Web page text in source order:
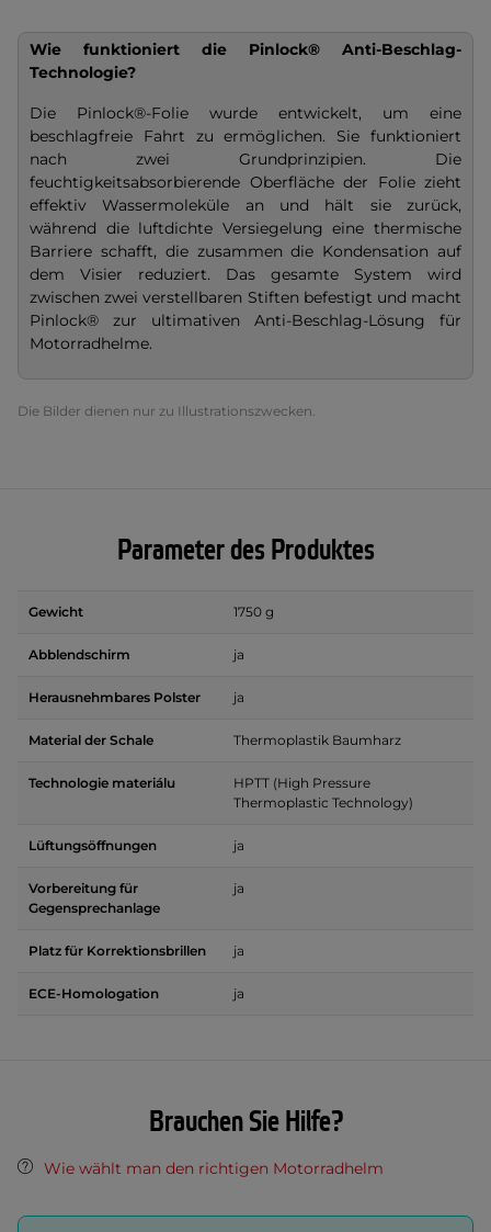
Wie funktioniert die Pinlock® Anti-Beschlag-
Technologie?
Die Pinlock®-Folie wurde entwickelt, um eine
beschlagfreie Fahrt zu ermöglichen. Sie funktioniert
nach zwei Grundprinzipien. Die
feuchtigkeitsabsorbierende Oberfläche der Folie zieht
effektiv Wassermoleküle an und hält sie zurück,
während die luftdichte Versiegelung eine thermische
Barriere schafft, die zusammen die Kondensation auf
dem Visier reduziert. Das gesamte System wird
zwischen zwei verstellbaren Stiften befestigt und macht
Pinlock® zur ultimativen Anti-Beschlag-Lösung für
Motorradhelme.
Die Bilder dienen nur zu Illustrationszwecken.
Parameter des Produktes
Gewicht 1750 g
Abblendschirm ja
Herausnehmbares Polster ja
Material der Schale Thermoplastik Baumharz
Technologie materiálu
HPTT (High Pressure
Thermoplastic Technology)
Lüftungsöffnungen ja
Vorbereitung für
Gegensprechanlage
ja
Platz für Korrektionsbrillen ja
ECE-Homologation ja
Brauchen Sie Hilfe?
Wie wählt man den richtigen Motorradhelm